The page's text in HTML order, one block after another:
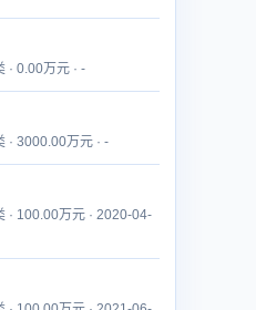
· 0.00万元 · -
· 3000.00万元 · -
· 100.00万元 · 2020-04-